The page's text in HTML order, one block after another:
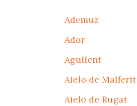
Ademuz
Ador
Agullent
Aielo de Malferit
Aielo de Rugat